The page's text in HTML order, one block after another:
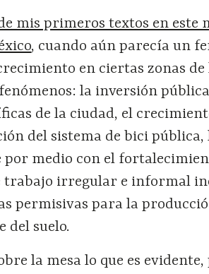
mis primeros textos en este
, cuando aún parecía un
en ciertas zonas de
la inversión
de la ciudad, el
del sistema de bici pública,
por medio con el
trabajo irregular e informal
permisivas para la
del suelo.
la mesa lo que es